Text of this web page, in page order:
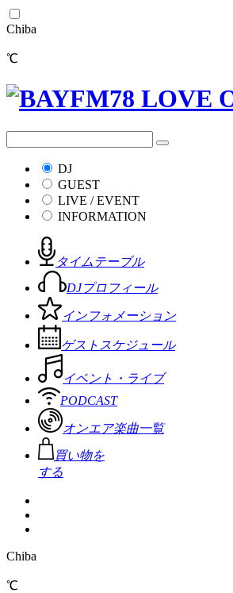
Chiba
℃
DJ
GUEST
LIVE / EVENT
INFORMATION
タイムテーブル
DJプロフィール
インフォメーション
ゲストスケジュール
イベント・ライブ
PODCAST
オンエア楽曲一覧
買い物を
する
Chiba
℃